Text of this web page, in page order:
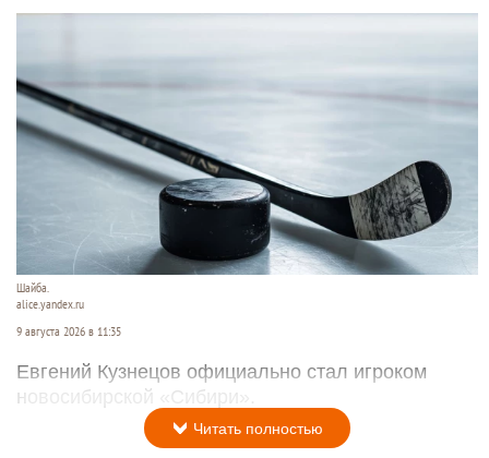
Шайба.
alice.yandex.ru
9 августа 2026 в 11:35
Евгений Кузнецов официально стал игроком
новосибирской «Сибири».
Читать полностью